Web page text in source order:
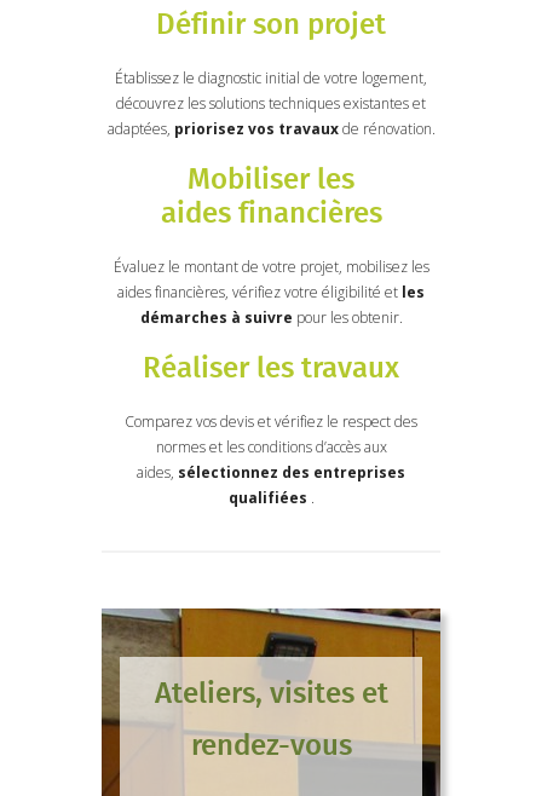
Définir son projet
Établissez le diagnostic initial de votre logement,
découvrez les solutions techniques existantes et
adaptées, priorisez vos travauxde rénovation.
Mobiliser les
aides financières
Évaluez le montant de votre projet, mobilisez les
aides financières, vérifiez votre éligibilité et les
démarches à suivre pour les obtenir.
Réaliser les travaux
Comparez vos devis et vérifiez le respect des
normes et les conditions d’accès aux
aides, sélectionnez des entreprises
qualifiées .
Ateliers, visites et
rendez-vous